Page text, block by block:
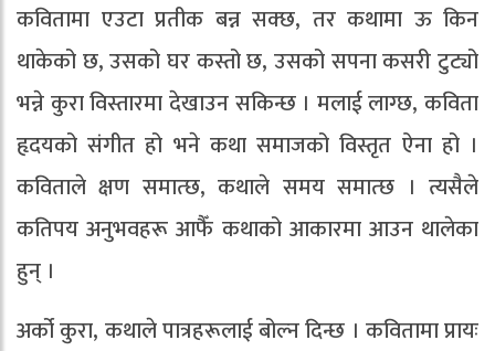
कवितामा एउटा प्रतीक बन्न सक्छ, तर कथामा ऊ किन
थाकेको छ, उसको घर कस्तो छ, उसको सपना कसरी टुट्यो
भन्ने कुरा विस्तारमा देखाउन सकिन्छ । मलाई लाग्छ, कविता
हृदयको संगीत हो भने कथा समाजको विस्तृत ऐना हो ।
कविताले क्षण समात्छ, कथाले समय समात्छ । त्यसैले
कतिपय अनुभवहरू आफैँ कथाको आकारमा आउन थालेका
हुन् ।
अर्को कुरा, कथाले पात्रहरूलाई बोल्न दिन्छ । कवितामा प्रायः